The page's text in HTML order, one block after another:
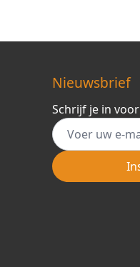
Nieuwsbrief
Schrijf je in
E-mail adres